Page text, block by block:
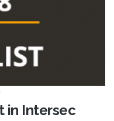
in Intersec